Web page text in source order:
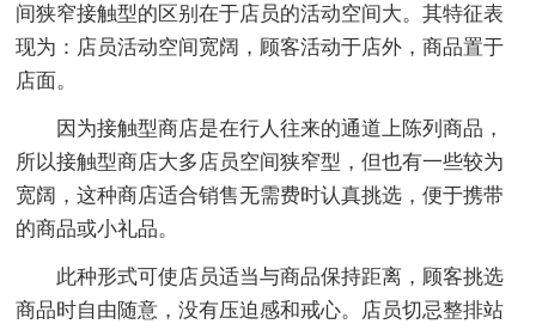
间狭窄接触型的区别在于店员的活动空间大。其特征表
现为：店员活动空间宽阔，顾客活动于店外，商品置于
店面。
因为接触型商店是在行人往来的通道上陈列商品，
所以接触型商店大多店员空间狭窄型，但也有一些较为
宽阔，这种商店适合销售无需费时认真挑选，便于携带
的商品或小礼品。
此种形式可使店员适当与商品保持距离，顾客挑选
商品时自由随意，没有压迫感和戒心。店员切忌整排站